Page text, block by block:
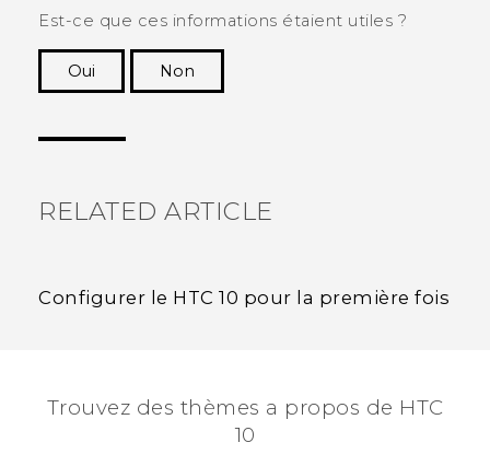
Est-ce que ces informations étaient utiles ?
Oui
Non
RELATED ARTICLE
Configurer le HTC 10 pour la première fois
Trouvez des thèmes a propos de HTC
10